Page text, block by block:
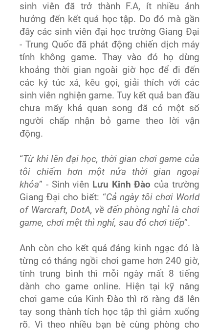
sinh viên đã trở thành F.A, ít nhiều ảnh
hưởng đến kết quả học tập. Do đó mà gần
đây các sinh viên đại học trường Giang Đại
- Trung Quốc đã phát động chiến dịch máy
tính không game. Thay vào đó họ dùng
khoảng thời gian ngoài giờ học để đi đến
các ký túc xá, kêu gọi, giải thích với các
sinh viên nghiện game. Tuy kết quả ban đầu
chưa mấy khả quan song đã có một số
người chấp nhận bỏ game theo lời vận
động.
“Từ khi lên đại học, thời gian chơi game của
tôi chiếm hơn một nửa thời gian ngoại
khóa” - Sinh viên Lưu Kinh Đào của trường
Giang Đại cho biết: “Cả ngày tôi chơi World
of Warcraft, DotA, về đến phòng nghỉ là chơi
game, chơi mệt thì nghỉ, sau đó chơi tiếp”.
Anh còn cho kết quả đáng kinh ngạc đó là
từng có tháng ngồi chơi game hơn 240 giờ,
tính trung bình thì mỗi ngày mất 8 tiếng
dành cho game online. Hiện tại kỹ năng
chơi game của Kinh Đào thì rõ ràng đã lên
tay song thành tích học tập thì giảm xuống
rõ. Vì theo nhiều bạn bè cùng phòng cho